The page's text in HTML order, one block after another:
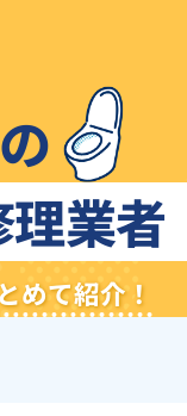
理業者
めて紹介！